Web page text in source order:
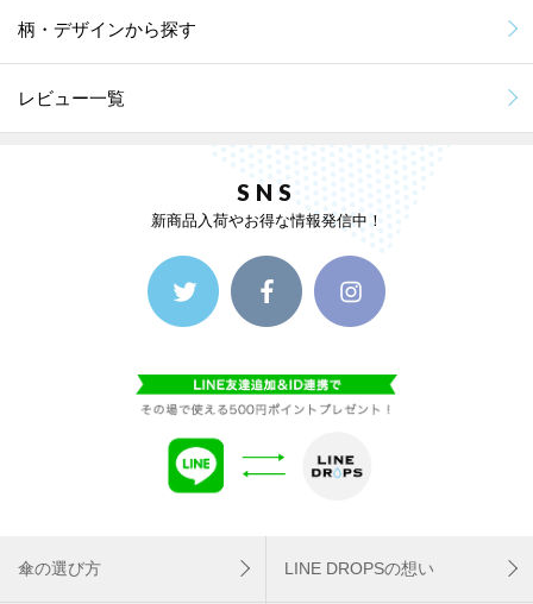
柄・デザインから探す
レビュー一覧
SNS
新商品入荷やお得な情報発信中！
傘の選び方 LINE DROPSの想い